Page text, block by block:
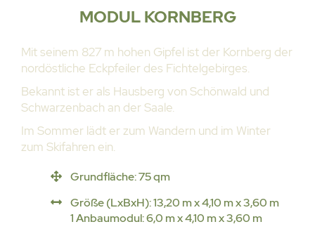
MODUL KORNBERG
Mit seinem 827 m hohen Gipfel ist der Kornberg der
nordöstliche Eckpfeiler des Fichtelgebirges.
Bekannt ist er als Hausberg von Schönwald und
Schwarzenbach an der Saale.
Im Sommer lädt er zum Wandern und im Winter
zum Skifahren ein.
Grundfläche: 75 qm
Größe (LxBxH): 13,20 m x 4,10 m x 3,60 m
1 Anbaumodul: 6,0 m x 4,10 m x 3,60 m